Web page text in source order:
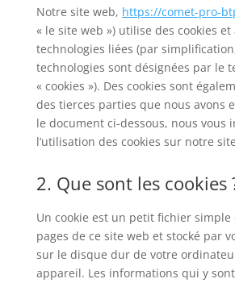
Notre site web, https://comet-pro-
« le site web ») utilise des cookies et
technologies liées (par
technologies sont désignées par le
« cookies »). Des cookies sont
des tierces parties que nous avons
le document ci-dessous, nous vous
l’utilisation des cookies sur notre
2. Que sont les cookies
Un cookie est un petit fichier simple
pages de ce site web et stocké par
sur le disque dur de votre
appareil. Les informations qui y